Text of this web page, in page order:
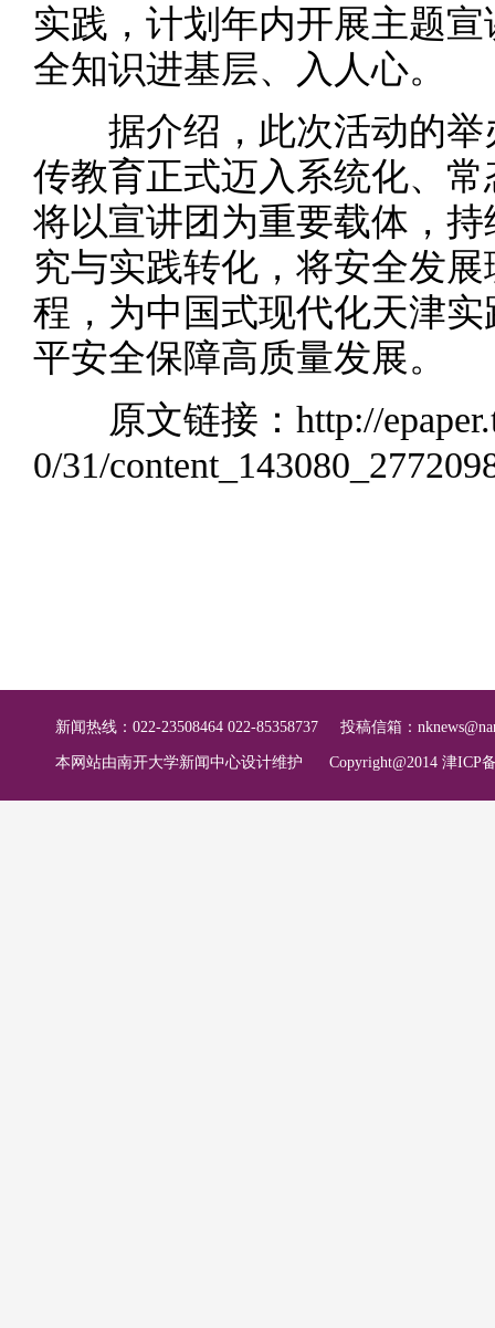
实践，计划年内开展主题
全知识进基层、入人心。
据介绍，此次活动的举
传教育正式迈入系统化、
将以宣讲团为重要载体，
究与实践转化，将安全发
程，为中国式现代化天津
平安全保障高质量发展。
原文链接： http://
0/31/
新闻热线：022-23508464 022-85358737 投稿信箱：
本网站由南开大学新闻中心设计维护 Copyright@2014 津ICP